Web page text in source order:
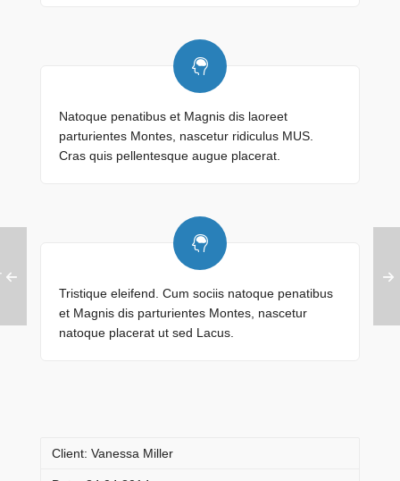
Natoque penatibus et Magnis dis laoreet
parturientes Montes, nascetur ridiculus MUS.
Cras quis pellentesque augue placerat.
Tristique eleifend. Cum sociis natoque penatibus
et Magnis dis parturientes Montes, nascetur
natoque placerat ut sed Lacus.
Client: Vanessa Miller